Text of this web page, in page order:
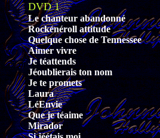
DVD 1
Le chanteur abandonné
Rockénéroll attitude
Quelque chose de Tennessee
Aimer vivre
Je téattends
Jéoublierais ton nom
Je te promets
Laura
LéEnvie
Que je téaime
Mirador